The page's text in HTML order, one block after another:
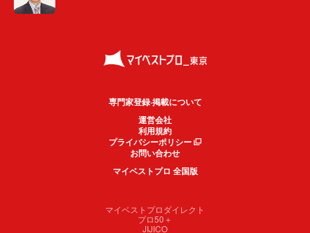
専門家登録·掲載について
運営会社
利用規約
プライバシーポリシー
お問い合わせ
マイベストプロ 全国版
マイベストプロダイレクト
プロ50＋
JIJICO